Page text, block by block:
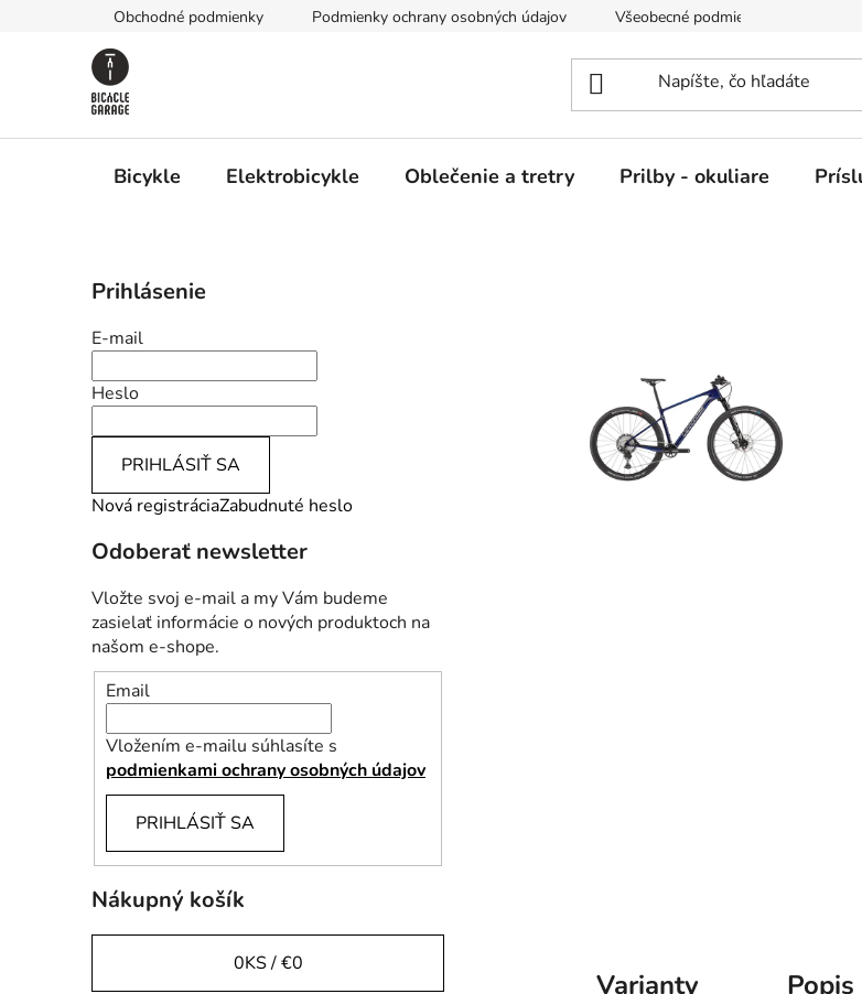
Obchodné podmienky Podmienky ochrany osobných údajov Všeobecné podmienky nájmu
Bicykle Elektrobicykle Oblečenie a tretry Prilby - okuliare
o
č
n
ý
p
a
e
Prihlásenie
E-mail
Heslo
PRIHLÁSIŤ SA
Nová registráciaZabudnuté heslo
Odoberať newsletter
Vložte svoj e-mail a my Vám budeme
zasielať informácie o nových produktoch na
našom e-shope.
Email
Vložením e-mailu súhlasíte s
podmienkami ochrany osobných údajov
PRIHLÁSIŤ SA
Nákupný košík
0KS /€0
Varianty Popis